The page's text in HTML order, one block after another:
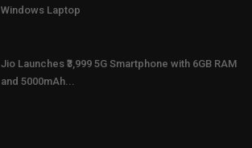
Windows Laptop
Jio Launches ₹3,999 5G Smartphone with 6GB RAM
and 5000mAh...